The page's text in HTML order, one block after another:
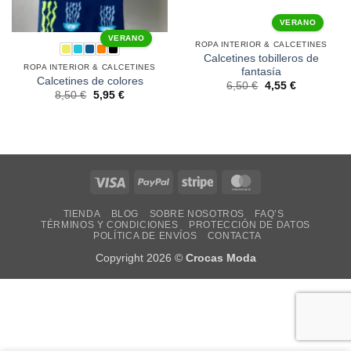
VERANO
ROPA INTERIOR & CALCETINES
Calcetines de colores
8,50€ 5,95 €
VERANO
ROPA INTERIOR & CALCETINES
Calcetines tobilleros de
fantasía
6,50€ 4,55 €
Visa PayPal Stripe
TIENDA BLOG SOBRE NOSOTROS
FAQ’S
TÉRMINOS Y CONDICIONES
PROTECCIÓN DE DATOS
POLÍTICA DE ENVÍOS
CONTACTA
Copyright 2026 © Crocas Moda